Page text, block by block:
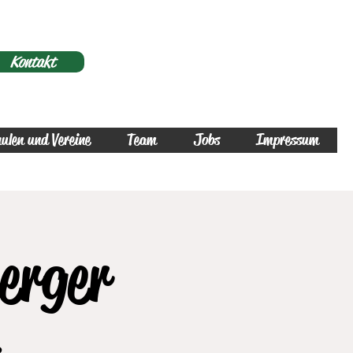
Kontakt
und Vereine Team Jobs Impressum